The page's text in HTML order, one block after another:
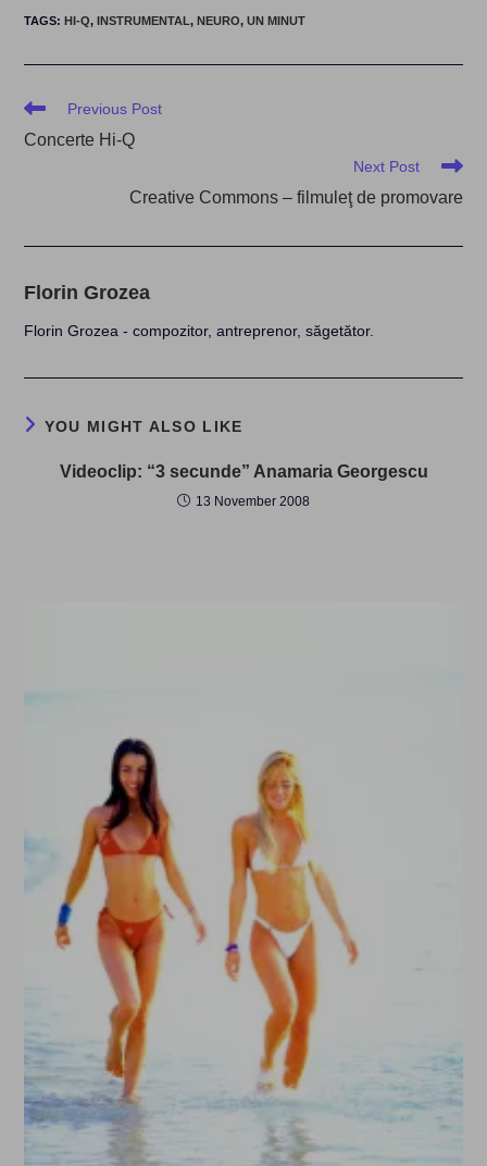
TAGS:HI-Q, INSTRUMENTAL, NEURO, UN MINUT
Read
articles
Previous Post
Concerte Hi-Q
Next Post
Creative Commons – filmuleţ de promovare
Florin Grozea
Florin Grozea - compozitor, antreprenor, săgetător.
YOU MIGHT ALSO LIKE
Videoclip: “3 secunde” Anamaria Georgescu
13 November 2008